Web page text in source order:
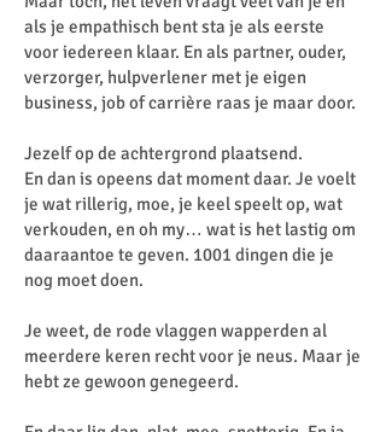
als je empathisch bent sta je als eerste
voor iedereen klaar. En als partner, ouder,
verzorger, hulpverlener met je eigen
business, job of carrière raas je maar door.
Jezelf op de achtergrond plaatsend.
En dan is opeens dat moment daar. Je voelt
je wat rillerig, moe, je keel speelt op, wat
verkouden, en oh my… wat is het lastig om
daaraantoe te geven. 1001 dingen die je
nog moet doen.
Je weet, de rode vlaggen wapperden al
meerdere keren recht voor je neus. Maar je
hebt ze gewoon genegeerd.